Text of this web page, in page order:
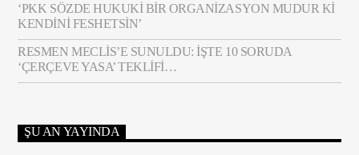
‘PKK SÖZDE HUKUKI BIR ORGANIZASYON MUDUR KI
KENDINI FESHETSIN’
RESMEN MECLIS’E SUNULDU: İŞTE 10 SORUDA
‘ÇERÇEVE YASA’ TEKLIFI…
ŞU AN YAYINDA